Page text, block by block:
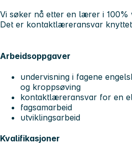
Vi søker nå etter en lærer i 100%
Det er kontaktlæreransvar
Arbeidsoppgaver
undervisning i fagene
og kroppsøving
kontaktlæreransvar for en
fagsamarbeid
utviklingsarbeid
Kvalifikasjoner